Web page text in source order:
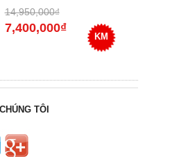
14,950,000₫
7,400,000₫
KM
TÔI